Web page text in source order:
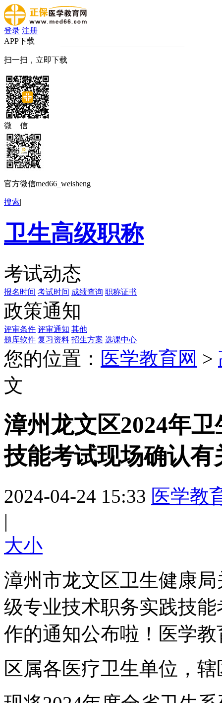
登录 注册
APP下载
扫一扫，立即下载
微 信
官方微信med66_weisheng
搜索|
卫生高级职称
考试动态
报名时间 考试时间 成绩查询 职称证书
政策通知
评审条件 评审通知 其他
题库软件 复习资料 招生方案 选课中心
您的位置： 医学教育网 >
文
漳州龙文区2024年
技能考试现场确认有
2024-04-24 15:33 医学教
|
大小
漳州市龙文区卫生健康
级专业技术职务实践技
作的通知公布啦！医学
区属各医疗卫生单位，